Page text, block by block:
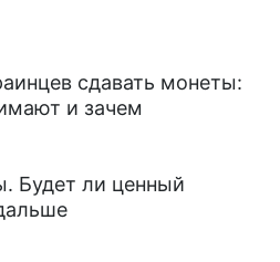
сдавать монеты:
и зачем
Будет ли ценный